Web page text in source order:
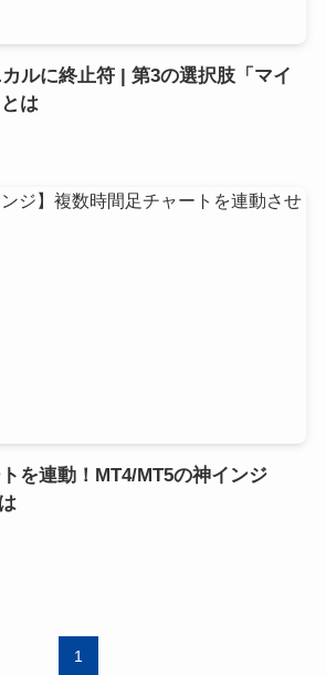
ルに終止符 | 第3の選択肢「マイ
は
を連動！MT4/MT5の神インジ
1